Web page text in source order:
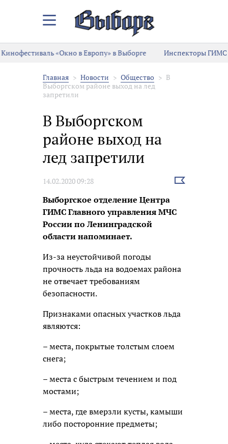
Закрыть/
меню
Кинофестиваль «Окно в Европу» в Выборге
Инспекторы ГИМС
Главная Новости Общество
В
Выборгском районе выход на лед
запретили
В Выборгском
районе выход на
лед запретили
14.02.2020 09:28
Выбрать
Выборгское отделение Центра
ГИМС Главного управления МЧС
России по Ленинградской
области напоминает.
Из-за неустойчивой погоды
прочность льда на водоемах района
не отвечает требованиям
безопасности.
Признаками опасных участков льда
являются:
– места, покрытые толстым слоем
снега;
– места с быстрым течением и под
мостами;
– места, где вмерзли кусты, камыши
либо посторонние предметы;